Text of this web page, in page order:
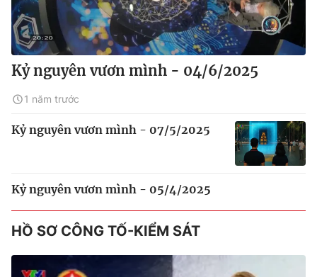
Kỷ nguyên vươn mình - 04/6/2025
1 năm trước
Kỷ nguyên vươn mình - 07/5/2025
Kỷ nguyên vươn mình - 05/4/2025
HỒ SƠ CÔNG TỐ-KIỂM SÁT